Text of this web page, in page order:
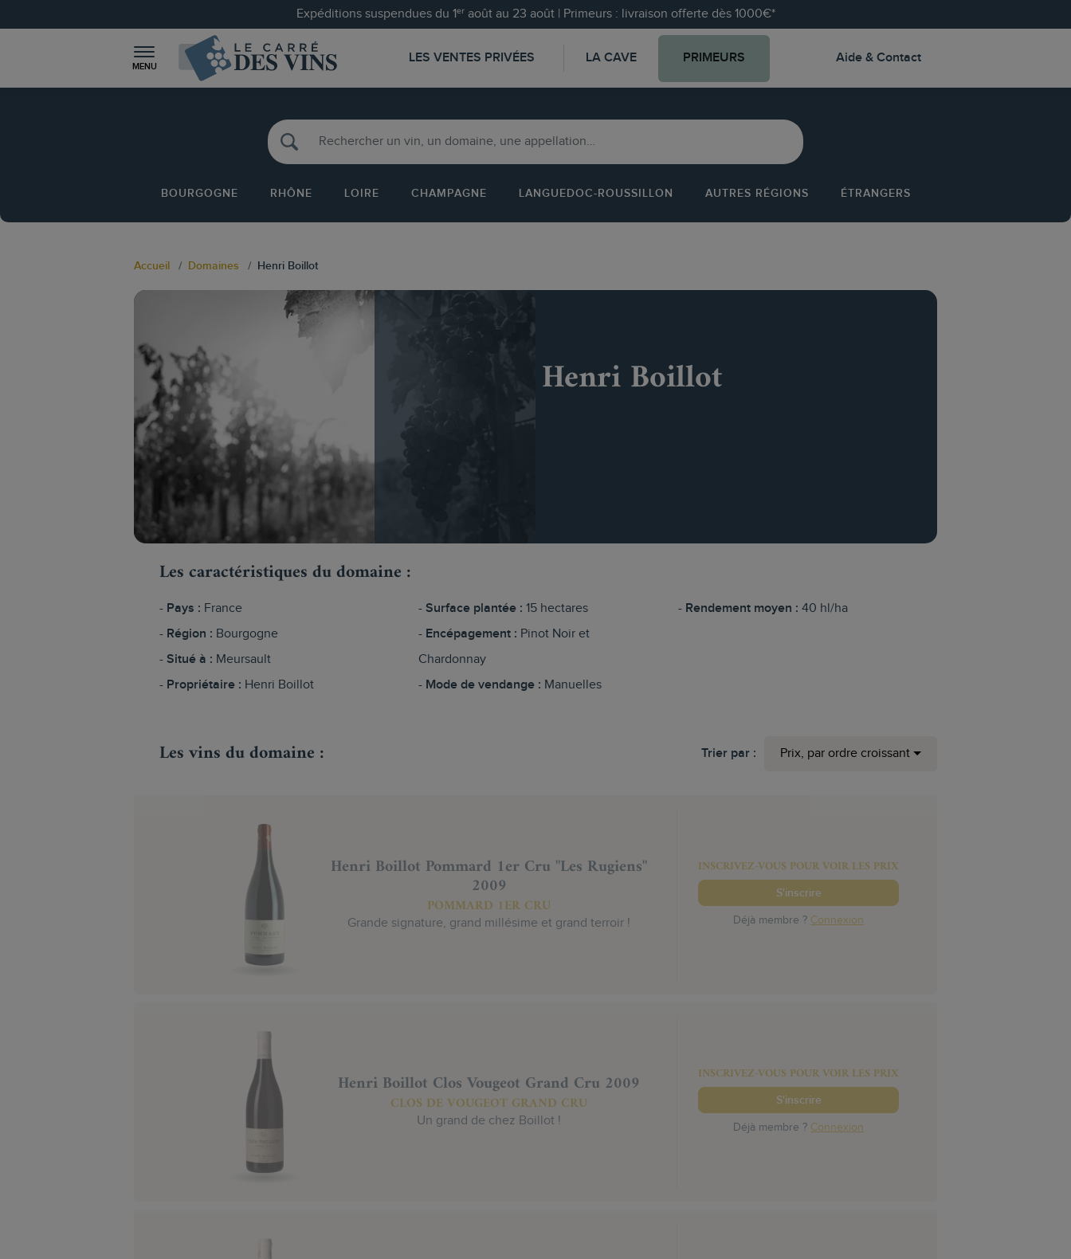
Expéditions suspendues du 1ᵉʳ août au 23 août | Primeurs : livraison offerte dès 1000€*
MENU
LES VENTES PRIVÉES LA CAVE PRIMEURS Aide & Contact
BOURGOGNE RHÔNE LOIRE CHAMPAGNE LANGUEDOC-ROUSSILLON AUTRES RÉGIONS ÉTRANGERS
Accueil Domaines Henri Boillot
Henri Boillot
Les caractéristiques du domaine :
Pays : France
Région : Bourgogne
Situé à : Meursault
Propriétaire : Henri Boillot
Surface plantée : 15 hectares
Encépagement :
Chardonnay
Mode de vendange : Manuelles
Rendement moyen : 40 hl/ha
Les vins du domaine : Trier par : Prix, par ordre croissant
Henri Boillot Pommard 1er Cru "Les Rugiens"
2009
POMMARD 1ER CRU
Grande signature, grand millésime et grand terroir !
INSCRIVEZ-VOUS POUR VOIR LES PRIX
S'inscrire
Déjà membre ? Connexion
Henri Boillot Clos Vougeot Grand Cru 2009
CLOS DE VOUGEOT GRAND CRU
Un grand de chez Boillot !
INSCRIVEZ-VOUS POUR VOIR LES PRIX
S'inscrire
Déjà membre ? Connexion